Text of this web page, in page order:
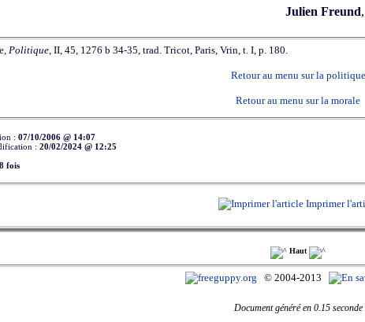
Julien Freund,
Politique, II, 45, 1276 b 34-35, trad. Tricot, Paris, Vrin, t. I, p. 180.
Retour au menu sur la politique
Retour au menu sur la morale
: 07/10/2006 @ 14:07
: 20/02/2024 @ 12:25
fois
Imprimer
Haut
© 2004-2013
Document généré en 0.15 seconde